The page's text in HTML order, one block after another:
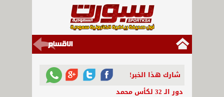
شارك هذا الخبر!
دور الـ 32 لكأس محمد